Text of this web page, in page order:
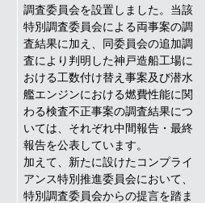
調査委員会を設置しました。当該
特別調査委員会による両事案の調
査結果に加え、同委員会の追加調
査により判明した神戸造船工場に
おける工数付け替え事案及び潜水
艦エンジンにおける燃費性能に関
わる検査不正事案の調査結果につ
いては、それぞれ中間報告・最終
報告を公表しています。
加えて、新たに設けたコンプライ
アンス特別推進委員会において、
特別調査委員会からの提言を踏ま